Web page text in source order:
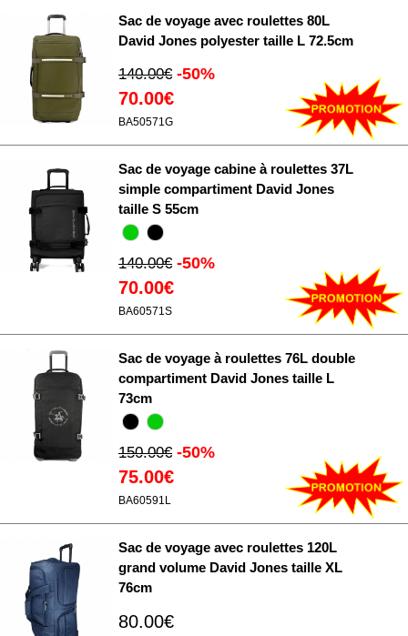
Sac de voyage avec roulettes 80L
David Jones polyester taille L 72.5cm
140.00€ -50%
70.00€
BA50571G
Sac de voyage cabine à roulettes 37L
simple compartiment David Jones
taille S 55cm
140.00€ -50%
70.00€
BA60571S
Sac de voyage à roulettes 76L double
compartiment David Jones taille L
73cm
150.00€ -50%
75.00€
BA60591L
Sac de voyage avec roulettes 120L
grand volume David Jones taille XL
76cm
80.00€